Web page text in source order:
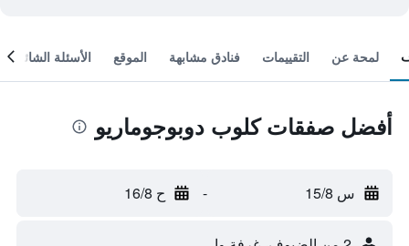
لمحة عن التقييمات فنادق مشابهة الموقع الأسئلة الشائعة
أفضل صفقات كلوب دوبوجوماريو
س 15/8 - ح 16/8